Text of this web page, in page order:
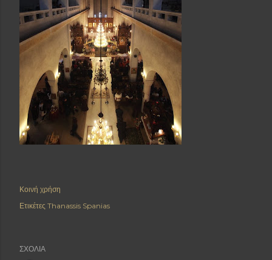
Κοινή χρήση
Ετικέτες Thanassis Spanias
ΣΧΌΛΙΑ